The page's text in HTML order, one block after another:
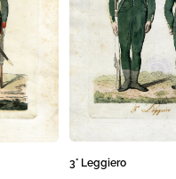
3° Leggiero